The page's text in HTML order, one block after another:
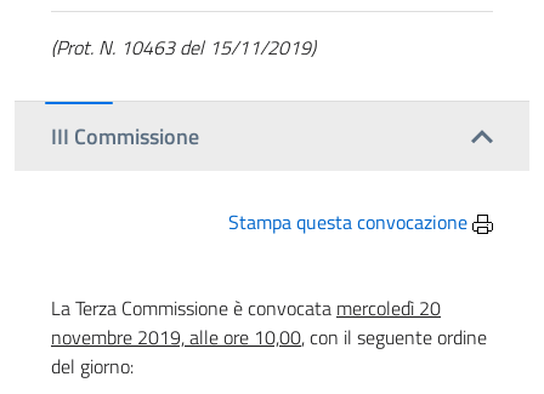
(Prot. N. 10463 del 15/11/2019)
III Commissione
Stampa questa convocazione
La Terza Commissione è convocata mercoledì 20
novembre 2019, alle ore 10,00, con il seguente ordine
del giorno: